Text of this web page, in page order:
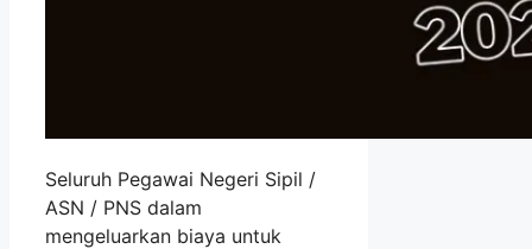
Seluruh Pegawai Negeri Sipil /
ASN / PNS dalam
mengeluarkan biaya untuk